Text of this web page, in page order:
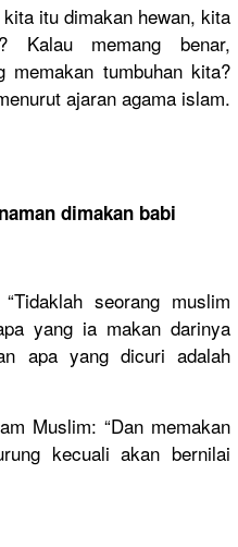
itu dimakan hewan, kita
Kalau memang benar,
memakan tumbuhan kita?
ajaran agama islam.
dimakan babi
seorang muslim
yang ia makan darinya
apa yang dicuri adalah
Muslim: “Dan memakan
kecuali akan bernilai